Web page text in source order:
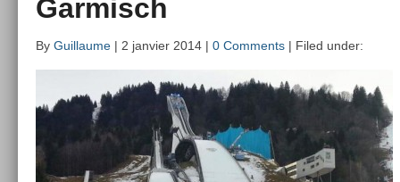
Garmisch
By Guillaume | 2 janvier 2014 | 0 Comments | Filed under: